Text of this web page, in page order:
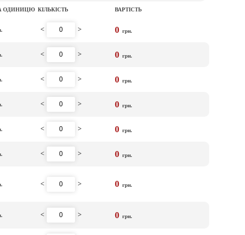
ОДИНИЦЮ КІЛЬКІСТЬ ВАРТІСТЬ
< > 0 грн.
< > 0 грн.
< > 0 грн.
< > 0 грн.
< > 0 грн.
< > 0 грн.
< > 0 грн.
< > 0 грн.